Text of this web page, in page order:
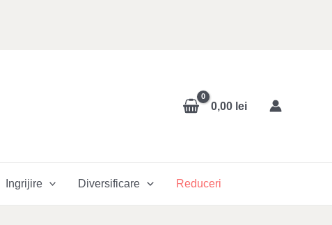
0,00 lei
Ingrijire Diversificare Reduceri